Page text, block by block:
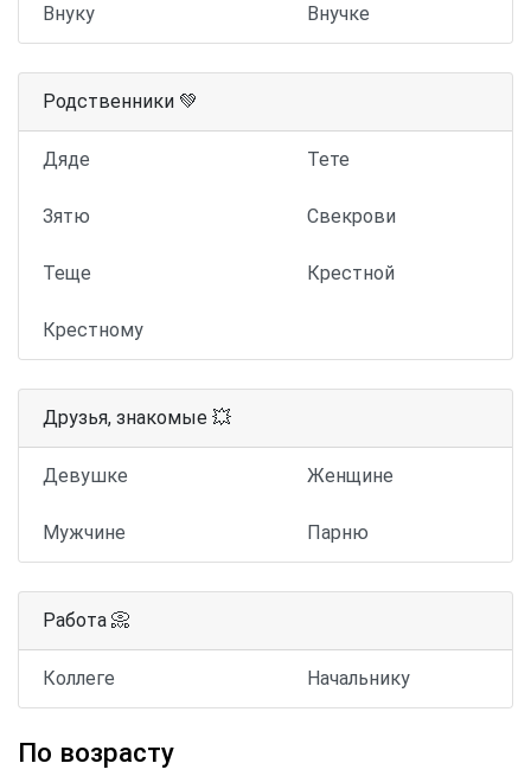
Внуку Внучке
Родственники 💚
Дяде Тете
Зятю Свекрови
Теще Крестной
Крестному
Друзья, знакомые 💥
Девушке Женщине
Мужчине Парню
Работа 📀
Коллеге Начальнику
По возрасту